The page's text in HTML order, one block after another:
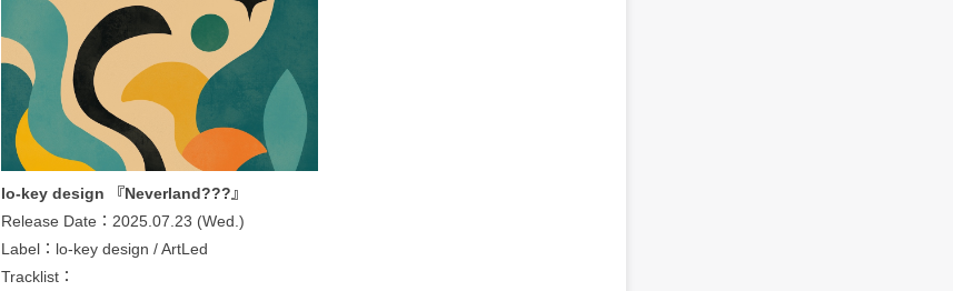
lo-key design 『Neverland???』
Release Date：2025.07.23 (Wed.)
Label：lo-key design / ArtLed
Tracklist：